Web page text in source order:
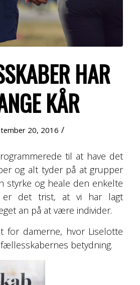
HAR
KÅR
20, 2016 /
til at have det
og alt tyder på at grupper
styrke og heale den enkelte
er det trist, at vi har lagt
an på at være individer.
for damerne, hvor Liselotte
betydning.